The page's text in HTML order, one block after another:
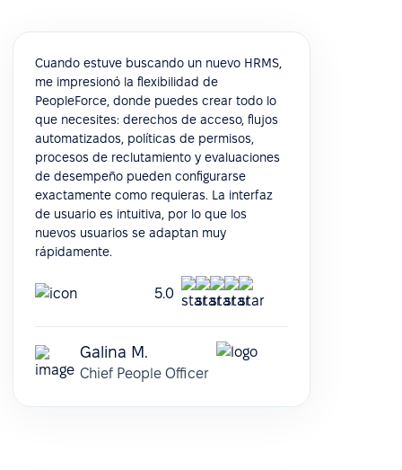
Cuando estuve buscando un nuevo HRMS,
me impresionó la flexibilidad de
PeopleForce, donde puedes crear todo lo
que necesites: derechos de acceso, flujos
automatizados, políticas de permisos,
procesos de reclutamiento y evaluaciones
de desempeño pueden configurarse
exactamente como requieras. La interfaz
de usuario es intuitiva, por lo que los
nuevos usuarios se adaptan muy
rápidamente.
5.0
Galina M.
Chief People Officer